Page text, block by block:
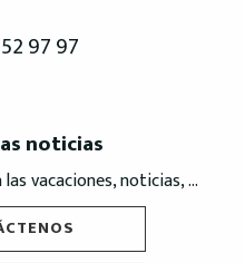
97 97
noticias
vacaciones, noticias, ...